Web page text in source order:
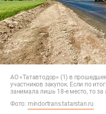
АО «Татавтодор» (1) в
участников закупок. Если по
занимала лишь 18-е место, то
Фото: mindortrans.tatarstan.ru